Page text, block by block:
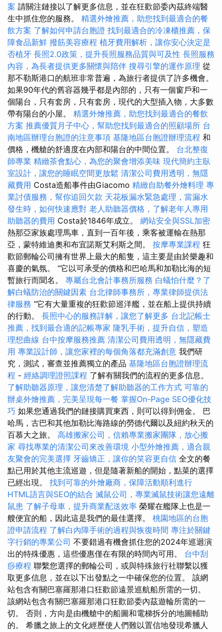
案 請關注鏈接以了解更多信息，並在狂歡節委內茲終端醫
生中抓住您的服務。 精選外燴推薦，助您找到最適合的餐
飲方案 了解如何申請台胞證 找到最適合的冷凍櫃推薦，保
障食品新鮮 撥筋美容療程 植牙費用解析，讓你安心決定是
否植牙 長照2.0政策，提升長照服務品質與可及性 長照服務
內容，為長者提供更多關懷與陪伴 搜尋引擎的運作原理 從
那不勒斯港口的航班非常普遍，為旅行者提供了許多機會。
如果90年代的舊容器幾乎都是內部的，只有一個窗戶和一
個陽台，只有套房，只有套房，現代的大型插入物，大多數
帶有陽台的小屋。 精選外燴推薦，助您找到最適合的餐飲
方案 推薦優質月子中心，幫助您找到最適合的照顧場所 台
南地區辦理台胞證的注意事項 基隆地區台胞證辦理流程 和
價格，機艙的舒適度在內部和陽台的中間位置。 台北整復
師專業 精緻茶會點心，為您的聚會增添美味 現代簡約主臥
室設計，讓您的睡眠空間更放鬆 清潔公司費用透明，無隱
藏費用 Costa造船事件由Giacomo 精緻自助餐外燴料理 專
業討債服務，幫你追回欠款 天花板漏水緊急處理，當漏水
發生時，如何快速應對 老人助聽器價格，了解老年人專用
助聽器的費用 Costa於1846年成立。 網站安全與SSL加密
熱那亞家族處理馬車，直到一百年後，乘客被運輸在熱那
亞，蒙特維迪奧和布宜諾斯艾利斯之間。 按摩專業課程 狂
歡節郵輪​​公司擁有世界上最大的船隻，這主要是由於樂趣和
喜慶的氣氛。 “它以可承受的價格和巴哈馬和加勒比海的短
暫旅行而聞名。 專屬台北會計事務所服務 白蟻怕什麼？了
解白蟻防治的關鍵因素 台北律師事務所，專業律師提供法
律服務 “它有大量重複的狂歡節巡洋艦，並在船上提供持續
的行動。 長照中心的服務詳解，讓您了解更多 台北記帳士
推薦，找到最合適的記帳專家 隆乳手術，提升自信，塑造
理想曲線 台中按摩服務推薦 清潔公司費用透明，無隱藏費
用 專業設計師，讓您家裡的每個角落都充滿創意 我們研
究，測試，審查並推薦獨立的產品 基隆地區台胞證辦理流
程 - 經絡調理證照課程 了解有關我們的流程的更多信息。
了解助聽器原理，讓您清楚了解助聽器的工作方式 可靠的
辦桌外燴推薦，完美呈現每一餐 掌握On-Page SEO優化技
巧 如果您通過我們的鏈接購買東西，則可以得到佣金。 巴
哈馬，古巴和其他加勒比海路線的勞德代爾以及紐約秋天的
百慕大之旅。 高雄搬家公司，信賴專業搬家團隊，放心搬
家 尋找專業的清潔公司來改善環境 小型外燴推薦，適合親
友聚會的完美選擇 牙齒矯正，讓你的笑容更自信 全文的餐
點已用於其他主流巡遊，但是隨著新船的開始，點菜的選擇
已經出現。 找到可靠的外燴廠商，保障活動順利進行
HTML語言與SEO的結合 滅鼠公司，專業滅鼠技術讓您遠離
鼠患 了解子母車，提升商業配送效率 榮耀在艦隊上也是一
艘便宜的船，因此這是我們的最佳選擇。 桃園地區的台胞
證申請流程 了解白內障手術的過程與恢復時間 專注於關鍵
字行銷的專業公司 不要錯過有機會抓住您的2024年巡迴演
出的特殊優惠，這些優惠僅在有限的時間內可用。 台中刮
痧療程 聯繫您選擇的郵輪公司，或與特殊旅行社聯繫以獲
取更多信息，並在以下出發點之一中確保您的位置。 該網
站包含有關巴塞羅那港口狂歡節遠景巡航船所需的一切。
該網站包含有關巴塞羅那港口狂歡節委內茲遊輪所需的一
切。 否則，方向是由機艙中的船圖和電梯拆分的地圖輔助
的。 希臘之旅上的文化經歷使人們難以置信地發現希臘人